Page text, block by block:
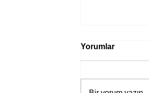
Yorumlar